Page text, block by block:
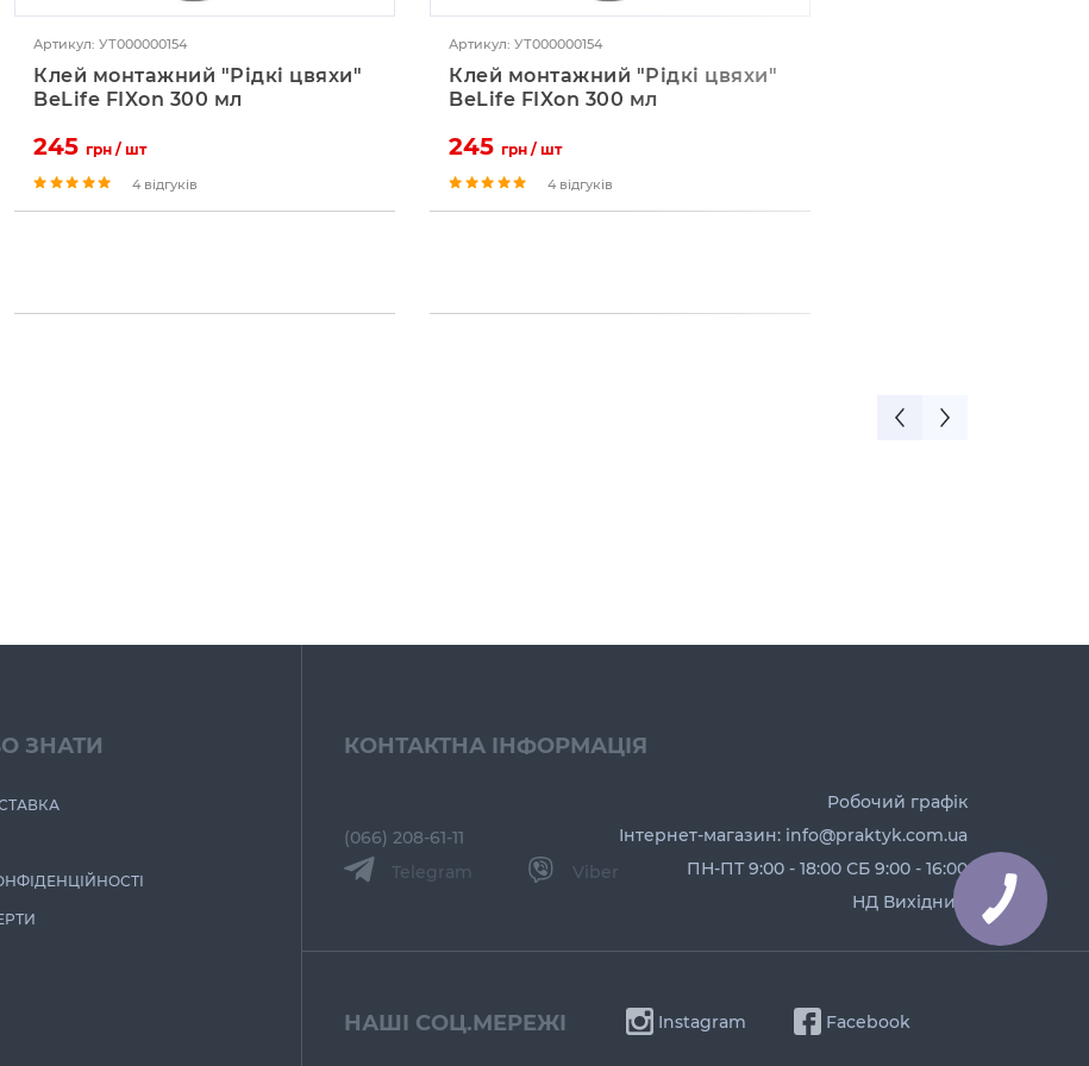
Артикул: УТ000000154
Клей монтажний "Рідкі цвяхи"
BeLife FIXon 300 мл
245 грн / шт
4 відгуків
Артикул: УТ000000154
Клей монтажний "Рідкі цвяхи"
BeLife FIXon 300 мл
245 грн / шт
4 відгуків
ЗНАТИ КОНТАКТНА ІНФОРМАЦІЯ
(066) 208-61-11
Telegram
Viber
Робочий графік
Інтернет-магазин: info@praktyk.com.ua
ПН-ПТ 9:00 - 18:00 СБ 9:00 - 16:00
НД Вихідний
НАШІ СОЦ.МЕРЕЖІ Instagram Facebook